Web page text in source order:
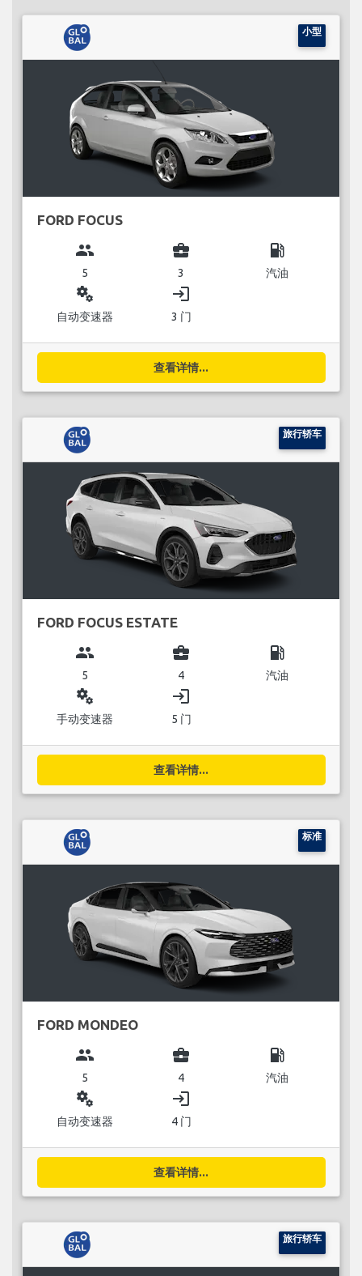
小型
FORD FOCUS
group
5
business_center
3
local_gas_station
汽油
miscellaneous_services
自动变速器
login
3 门
查看详情...
旅行轿车
FORD FOCUS ESTATE
group
5
business_center
4
local_gas_station
汽油
miscellaneous_services
手动变速器
login
5 门
查看详情...
标准
FORD MONDEO
group
5
business_center
4
local_gas_station
汽油
miscellaneous_services
自动变速器
login
4 门
查看详情...
旅行轿车